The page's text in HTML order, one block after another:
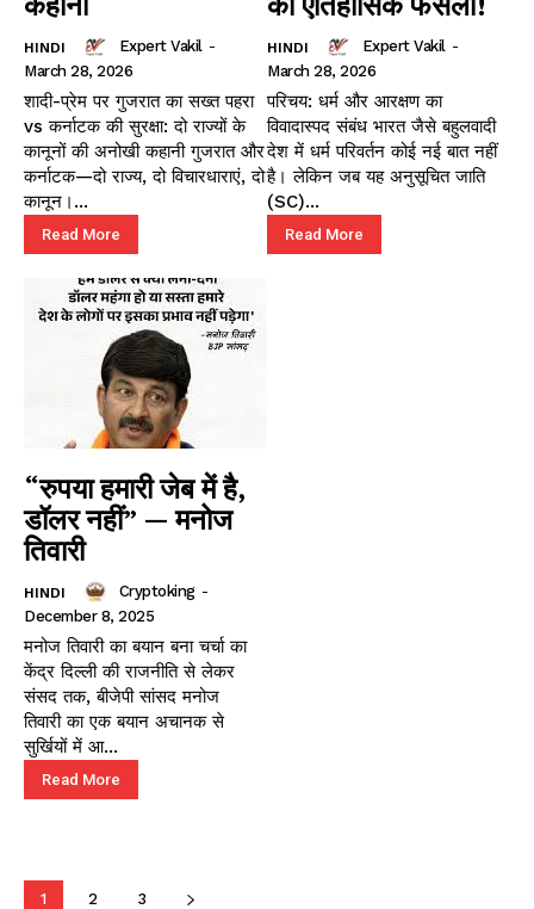
HINDI Expert Vakil -
March 28, 2026
शादी-प्रेम पर गुजरात का सख्त पहरा
vs कर्नाटक की सुरक्षा: दो राज्यों के
कानूनों की अनोखी कहानी गुजरात और
कर्नाटक—दो राज्य, दो विचारधाराएं, दो
कानून।...
Read More
HINDI Expert Vakil -
March 28, 2026
परिचय: धर्म और आरक्षण का
विवादास्पद संबंध भारत जैसे बहुलवादी
देश में धर्म परिवर्तन कोई नई बात नहीं
है। लेकिन जब यह अनुसूचित जाति
(SC)...
Read More
“रुपया हमारी जेब में है,
डॉलर नहीं” — मनोज
तिवारी
HINDI Cryptoking -
December 8, 2025
मनोज तिवारी का बयान बना चर्चा का
केंद्र दिल्ली की राजनीति से लेकर
संसद तक, बीजेपी सांसद मनोज
तिवारी का एक बयान अचानक से
सुर्खियों में आ...
Read More
1 2 3